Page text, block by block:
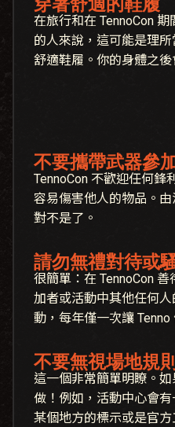
在旅行和在 TennoCon
的人來說，這可能是理
舒適鞋履。你的身體之
不要攜帶武器參
TennoCon 不歡迎任何
容易傷害他人的物品。
對不是了。
請勿無禮對待或
很簡單：在 TennoCon
加者或活動中其他任何
動，每年僅一次讓
不要無視場地規
這一個非常簡單明瞭。
做！例如，活動中心會
某個地方的標示或是官方